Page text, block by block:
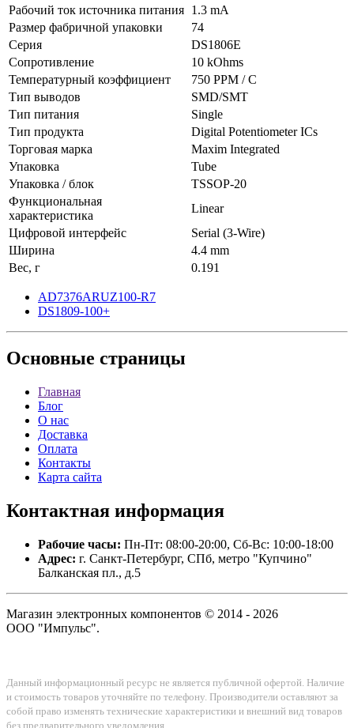
Рабочий ток источника питания 1.3 mA
Размер фабричной упаковки
74
Серия
DS1806E
Сопротивление
10 kOhms
Температурный коэффициент
750 PPM / C
Тип выводов
SMD/SMT
Тип питания
Single
Тип продукта
Digital Potentiometer ICs
Торговая марка
Maxim Integrated
Упаковка
Tube
Упаковка / блок
TSSOP-20
Функциональная
характеристика
Linear
Цифровой интерфейс
Serial (3-Wire)
Ширина
4.4 mm
Вес, г
0.191
AD7376ARUZ100-R7
DS1809-100+
Основные страницы
Главная
Блог
О нас
Доставка
Оплата
Контакты
Карта сайта
Контактная информация
Рабочие часы: Пн-Пт: 08:00-20:00, Сб-Вс: 10:00-18:00
Адрес: г. Санкт-Петербург, СПб, метро "Купчино"
Балканская пл., д.5
Магазин электронных компонентов © 2014 - 2026
ООО "Импульс".
Данный информационный ресурс не является публичной офертой. Наличие
и стоимость товаров уточняйте по телефону. Производители оставляют за
собой право изменять технические характеристики и внешний вид товаров
без предварительного уведомления.